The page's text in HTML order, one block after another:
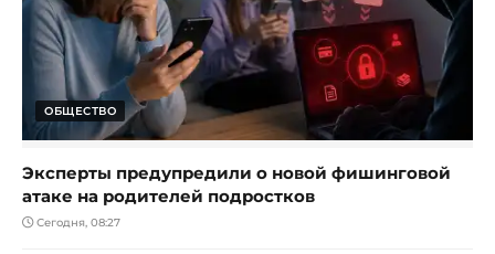
ОБЩЕСТВО
Эксперты предупредили о новой фишинговой
атаке на родителей подростков
Сегодня, 08:27